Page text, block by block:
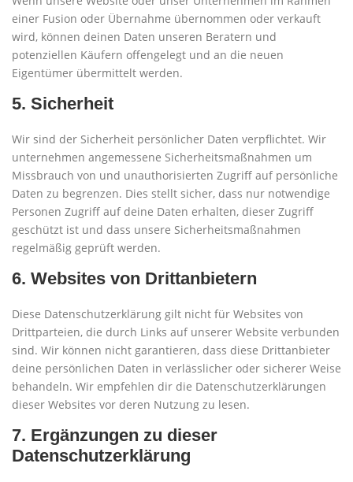
einer Fusion oder Übernahme übernommen oder verkauft
wird, können deinen Daten unseren Beratern und
potenziellen Käufern offengelegt und an die neuen
Eigentümer übermittelt werden.
5. Sicherheit
Wir sind der Sicherheit persönlicher Daten verpflichtet. Wir
unternehmen angemessene Sicherheitsmaßnahmen um
Missbrauch von und unauthorisierten Zugriff auf persönliche
Daten zu begrenzen. Dies stellt sicher, dass nur notwendige
Personen Zugriff auf deine Daten erhalten, dieser Zugriff
geschützt ist und dass unsere Sicherheitsmaßnahmen
regelmäßig geprüft werden.
6. Websites von Drittanbietern
Diese Datenschutzerklärung gilt nicht für Websites von
Drittparteien, die durch Links auf unserer Website verbunden
sind. Wir können nicht garantieren, dass diese Drittanbieter
deine persönlichen Daten in verlässlicher oder sicherer Weise
behandeln. Wir empfehlen dir die Datenschutzerklärungen
dieser Websites vor deren Nutzung zu lesen.
7. Ergänzungen zu dieser
Datenschutzerklärung